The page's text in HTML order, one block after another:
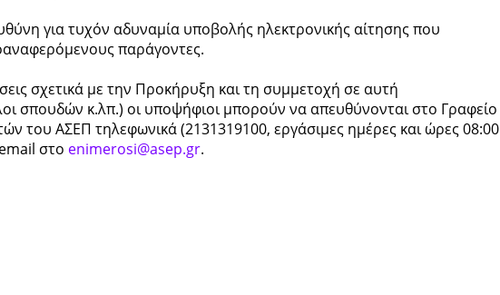
για τυχόν αδυναμία υποβολής ηλεκτρονικής αίτησης που
παράγοντες.
σχετικά με την Προκήρυξη και τη συμμετοχή σε αυτή
σπουδών κ.λπ.) οι υποψήφιοι μπορούν να απευθύνονται στο Γραφείο
του ΑΣΕΠ τηλεφωνικά (2131319100, εργάσιμες ημέρες και ώρες 08:00
στο enimerosi@asep.gr.